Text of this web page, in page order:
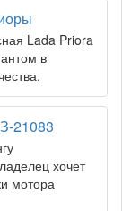
Lada Priora
в
21083
хочет
мотора